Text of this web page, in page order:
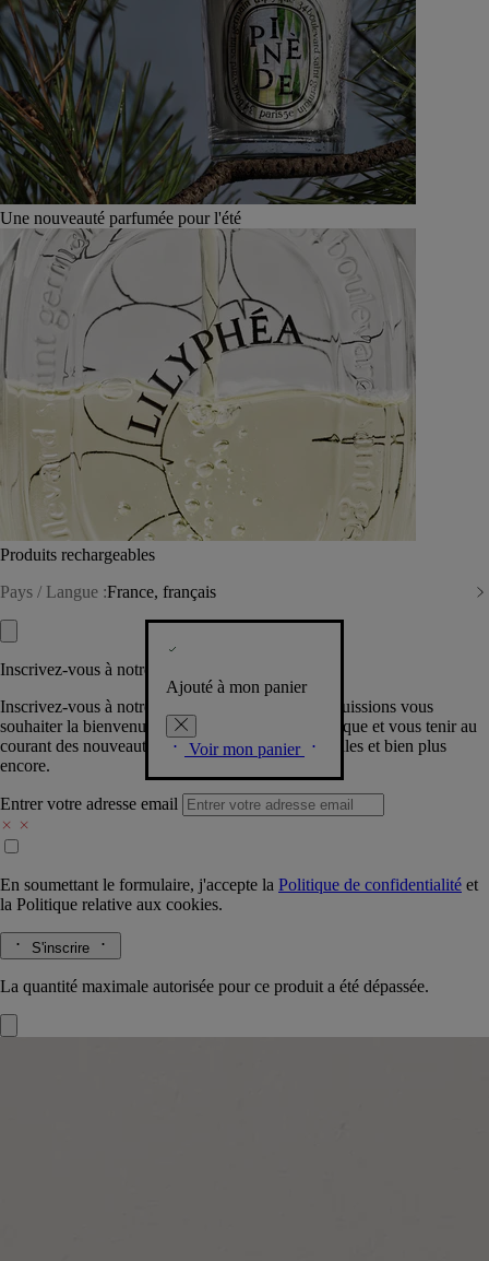
Une nouveauté parfumée pour l'été
Produits rechargeables
Pays / Langue :France, français
Ajouté à mon panier
Voir mon panier
Inscrivez-vous à notre Newsletter
Inscrivez-vous à notre newsletter pour que nous puissions vous
souhaiter la bienvenue dans la communauté Diptyque et vous tenir au
courant des nouveautés, événements, offres spéciales et bien plus
encore.
Entrer votre adresse email
En soumettant le formulaire, j'accepte la Politique de confidentialité et
la Politique relative aux cookies.
S'inscrire
La quantité maximale autorisée pour ce produit a été dépassée.